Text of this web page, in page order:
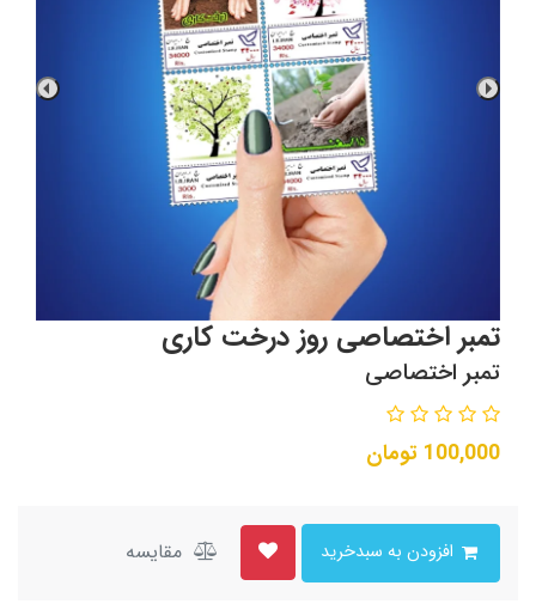
تمبر اختصاصی روز درخت کاری
تمبر اختصاصی
100,000 تومان
مقایسه